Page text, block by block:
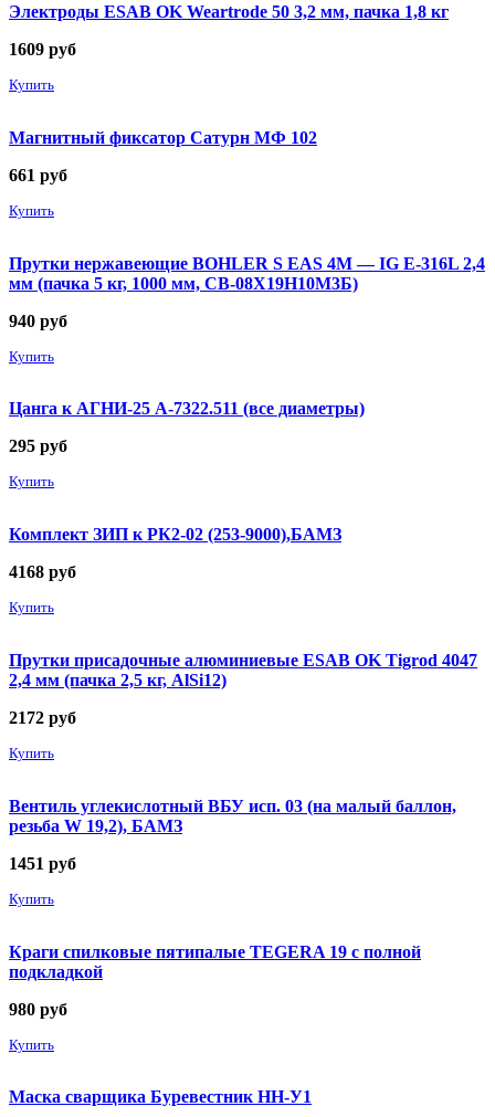
Электроды ESAB OK Weartrode 50 3,2 мм, пачка 1,8 кг
1609 руб
Купить
Магнитный фиксатор Сатурн МФ 102
661 руб
Купить
Прутки нержавеющие BOHLER S EAS 4M — IG E-316L 2,4
мм (пачка 5 кг, 1000 мм, СВ-08Х19Н10М3Б)
940 руб
Купить
Цанга к АГНИ-25 А-7322.511 (все диаметры)
295 руб
Купить
Комплект ЗИП к РК2-02 (253-9000),БАМЗ
4168 руб
Купить
Прутки присадочные алюминиевые ESAB OK Tigrod 4047
2,4 мм (пачка 2,5 кг, AlSi12)
2172 руб
Купить
Вентиль углекислотный ВБУ исп. 03 (на малый баллон,
резьба W 19,2), БАМЗ
1451 руб
Купить
Краги спилковые пятипалые TEGERA 19 с полной
подкладкой
980 руб
Купить
Маска сварщика Буревестник НН-У1